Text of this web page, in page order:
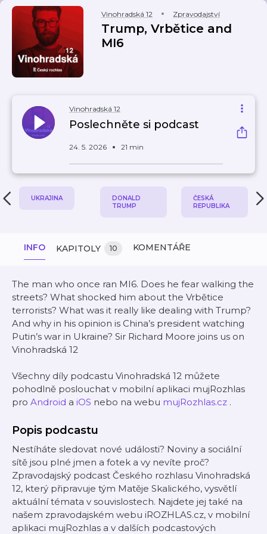
Vinohradská 12 Zpravodajství
Trump, Vrbětice and
MI6
Vinohradská 12
Poslechněte si podcast
24. 5. 2026 21 min
UKRAJINA
DONALD
TRUMP
ČESKÁ
REPUBLIKA
INFO KAPITOLY 10 KOMENTÁŘE
The man who once ran MI6. Does he fear walking the
streets? What shocked him about the Vrbětice
terrorists? What was it really like dealing with Trump?
And why in his opinion is China’s president watching
Putin’s war in Ukraine? Sir Richard Moore joins us on
Vinohradská 12
Všechny díly podcastu Vinohradská 12 můžete
pohodlně poslouchat v mobilní aplikaci mujRozhlas
pro Android a iOS nebo na webu mujRozhlas.cz .
Popis podcastu
Nestíháte sledovat nové události? Noviny a sociální
sítě jsou plné jmen a fotek a vy nevíte proč?
Zpravodajský podcast Českého rozhlasu Vinohradská
12, který připravuje tým Matěje Skalického, vysvětlí
aktuální témata v souvislostech. Najdete jej také na
našem zpravodajském webu iROZHLAS.cz, v mobilní
aplikaci mujRozhlas a v dalších podcastových